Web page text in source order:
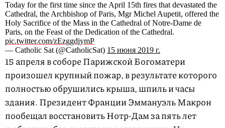
Today for the first time since the April 15th fires that devastated the
Cathedral, the Archbishop of Paris, Mgr Michel Aupetit, offered the
Holy Sacrifice of the Mass in the Cathedral of Notre-Dame de
Paris, on the Feast of the Dedication of the Cathedral.
pic.twitter.com/zEzggdjymP
— Catholic Sat (@CatholicSat) 15 июня 2019 г.
15 апреля в соборе Парижской Богоматери
произошел крупный пожар, в результате которого
полностью обрушились крыша, шпиль и часы
здания. Президент Франции Эммануэль Макрон
пообещал восстановить Нотр-Дам за пять лет